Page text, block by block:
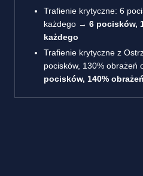
Trafienie krytyczne: 6
każdego → 6 pocisków,
każdego
Trafienie krytyczne z
pocisków, 130% obrażeń
pocisków, 140%